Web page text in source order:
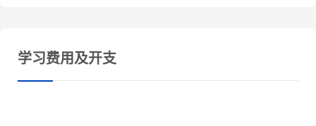
学习费用及开支